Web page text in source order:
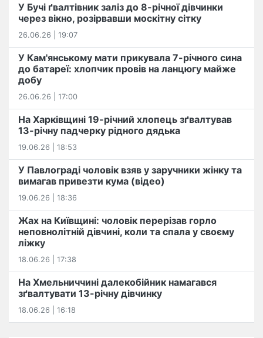
У Бучі ґвалтівник заліз до 8-річної дівчинки
через вікно, розірвавши москітну сітку
26.06.26 | 19:07
У Кам'янському мати прикувала 7-річного сина
до батареї: хлопчик провів на ланцюгу майже
добу
26.06.26 | 17:00
На Харківщині 19-річний хлопець​ ️зґвалтував
13-річну падчерку рідного дядька
19.06.26 | 18:53
У Павлограді чоловік взяв у заручники жінку та
вимагав привезти кума (відео)
19.06.26 | 18:36
Жах на Київщині: чоловік перерізав горло
неповнолітній дівчині, коли та спала у своєму
ліжку
18.06.26 | 17:38
На Хмельниччині далекобійник намагався
зґвалтувати 13-річну дівчинку
18.06.26 | 16:18